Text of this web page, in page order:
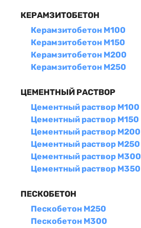
КЕРАМЗИТОБЕТОН
Керамзитобетон М100
Керамзитобетон М150
Керамзитобетон М200
Керамзитобетон М250
ЦЕМЕНТНЫЙ РАСТВОР
Цементный раствор М100
Цементный раствор М150
Цементный раствор М200
Цементный раствор М250
Цементный раствор М300
Цементный раствор М350
ПЕСКОБЕТОН
Пескобетон М250
Пескобетон М300